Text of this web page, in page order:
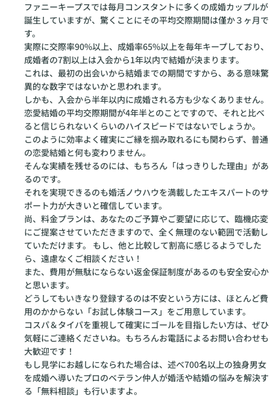
ファニーキープスでは毎月コンスタントに多くの成婚カップルが
誕生していますが、驚くことにその平均交際期間は僅か３ヶ月で
す。
実際に交際率90%以上、成婚率65%以上を毎年キープしており、
成婚者の7割以上は入会から1年以内で結婚が決まります。
これは、最初の出会いから結婚までの期間ですから、ある意味驚
異的な数字ではないかと思われます。
しかも、入会から半年以内に成婚される方も少なくありません。
恋愛結婚の平均交際期間が4年半とのことですので、それと比べ
ると信じられないくらいのハイスピードではないでしょうか。
このように効率よく確実にご縁を掴み取れるにも関わらず、普通
の恋愛結婚と何も変わりません。
そんな実績を残せるのには、もちろん「はっきりした理由」があ
るのです。
それを実現できるのも婚活ノウハウを満載したエキスパートのサ
ポート力が大きいと確信しています。
尚、料金プランは、あなたのご予算やご要望に応じて、臨機応変
にご提案させていただきますので、全く無理のない範囲で活動し
ていただけます。 もし、他と比較して割高に感じるようでした
ら、遠慮なくご相談ください！
また、費用が無駄にならない返金保証制度があるのも安全安心か
と思います。
どうしてもいきなり登録するのは不安という方には、ほとんど費
用のかからない「お試し体験コース」をご用意しています。
コスパ＆タイパを重視して確実にゴールを目指したい方は、ぜひ
気軽にご連絡くださいね。もちろんお電話によるお問い合わせも
大歓迎です！
もし見学にお越しになられた場合は、述べ700名以上の独身男女
を成婚へ導いたプロのベテラン仲人が婚活や結婚の悩みを解決す
る「無料相談」も行いますよ。